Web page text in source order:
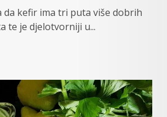
da kefir ima tri puta više dobrih
te je djelotvorniji u...